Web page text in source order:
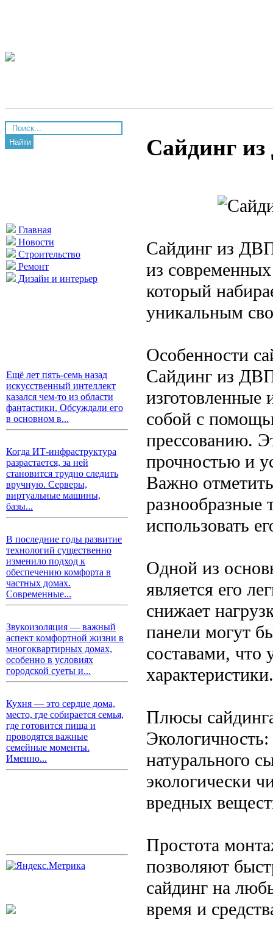
Найти
Главная
Новости
Строительство
Ремонт
Дизайн и интерьер
Ещё лет пять-семь назад
искусственный интеллект
казался чем-то из области
фантастики. Обсуждали его
в основном в...
Когда ИТ-инфраструктура
разрастается, за ней
становится трудно следить
вручную. Серверы,
виртуальные машины,
базы...
В последние годы развитие
технологий существенно
изменило подход к
обеспечению комфорта в
частных домах.
Современные...
Звукоизоляция — важный
аспект комфортной жизни в
многоквартирных домах,
особенно в условиях
городской суеты и...
Кухня — это сердце дома,
место, где собирается семья,
где готовится пища и
проводятся важные
семейные моменты.
Именно...
Сайдинг
Сайдинг из
из
который
уникальным
Особенности
Сайдинг из
изготовленные
собой с
прессованию.
прочностью и
Важно
разнообразные
использовать
Одной из
является его
снижает
панели могут
составами, что
характеристики.
Плюсы
натурального
экологически
вредных
Простота
позволяют
сайдинг на
время и